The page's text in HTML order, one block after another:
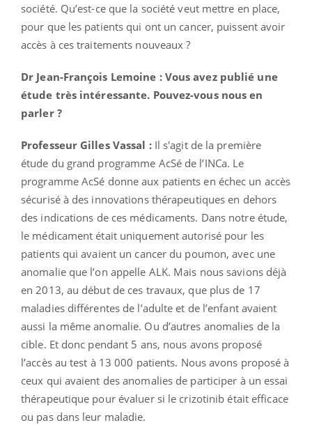
société. Qu’est-ce que la société veut mettre en place,
pour que les patients qui ont un cancer, puissent avoir
accès à ces traitements nouveaux ?
Dr Jean-François Lemoine : Vous avez publié une
étude très intéressante. Pouvez-vous nous en
parler ?
Professeur Gilles Vassal : Il s'agit de la première
étude du grand programme AcSé de l’INCa. Le
programme AcSé donne aux patients en échec un accès
sécurisé à des innovations thérapeutiques en dehors
des indications de ces médicaments. Dans notre étude,
le médicament était uniquement autorisé pour les
patients qui avaient un cancer du poumon, avec une
anomalie que l’on appelle ALK. Mais nous savions déjà
en 2013, au début de ces travaux, que plus de 17
maladies différentes de l’adulte et de l’enfant avaient
aussi la même anomalie. Ou d’autres anomalies de la
cible. Et donc pendant 5 ans, nous avons proposé
l’accès au test à 13 000 patients. Nous avons proposé à
ceux qui avaient des anomalies de participer à un essai
thérapeutique pour évaluer si le crizotinib était efficace
ou pas dans leur maladie.